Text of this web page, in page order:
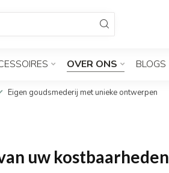
OVER ONS BLOGS
Eigen goudsmederij met unieke ontwerpen
uw kostbaarheden